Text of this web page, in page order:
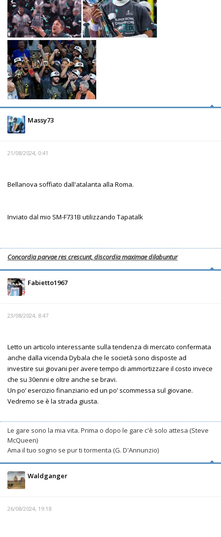
Massy73
21/08/2024, 0:41
Bellanova soffiato dall'atalanta alla Roma.
Inviato dal mio SM-F731B utilizzando Tapatalk
Concordia parvae res crescunt, discordia maximae dilabuntur
Fabietto1967
23/08/2024, 8:47
Letto un articolo interessante sulla tendenza di mercato confermata
anche dalla vicenda Dybala che le società sono disposte ad
investire sui giovani per avere tempo di ammortizzare il costo invece
che su 30enni e oltre anche se bravi.
Un po’ esercizio finanziario ed un po’ scommessa sul giovane.
Vedremo se è la strada giusta.
Le gare sono la mia vita. Prima o dopo le gare c'è solo attesa (Steve
McQueen)
Ama il tuo sogno se pur ti tormenta (G. D'Annunzio)
Waldganger
26/08/2024, 19:18